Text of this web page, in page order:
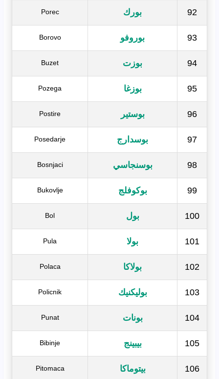
92 بورك Porec
93 بوروفو Borovo
94 بوزت Buzet
95 بوزغا Pozega
96 بوستير Postire
97 بوسدارج Posedarje
98 بوسنجاسي Bosnjaci
99 بوكوفلج Bukovlje
100 بول Bol
101 بولا Pula
102 بولاكا Polaca
103 بوليكنيك Policnik
104 بونات Punat
105 بيبينج Bibinje
106 بيتوماكا Pitomaca